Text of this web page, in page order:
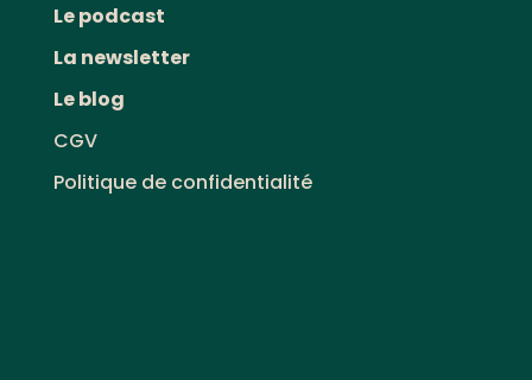
Le podcast
La newsletter
Le blog
CGV
Politique de confidentialité